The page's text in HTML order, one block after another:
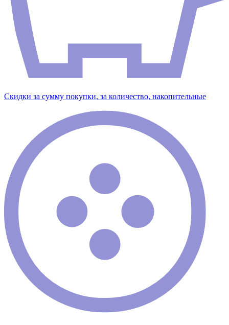
Скидки за сумму покупки, за количество, накопительные